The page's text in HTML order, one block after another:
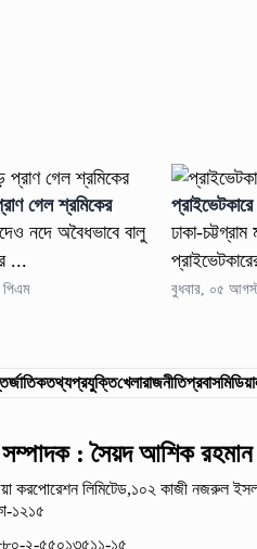
গেল শ্রমিকের
নদে অবৈধভাবে বালু
...
ঢাকা-
বুধবার, ০৫
তথ্যপ্রযুক্তিখেলারাজনীতিপ্রবাসমিডিয়া
সম্পাদক : সৈয়দ আশিক রহমান
করপোরেশন লিমিটেড,১০২ কাজী নজরুল
১২১৫
২-৫৫০১৩৫১১-১৫